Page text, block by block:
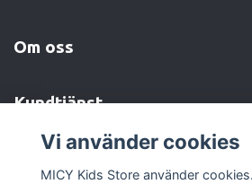
Om oss
Kundtjänst
Sociala medier
Vi använder cookies
MICY Kids Store använder